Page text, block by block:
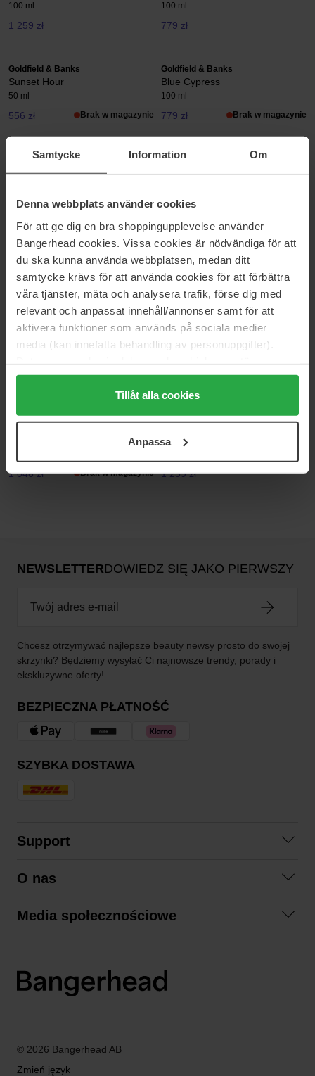
Samtycke Information Om
Denna webbplats använder cookies
För att ge dig en bra shoppingupplevelse använder
Bangerhead cookies. Vissa cookies är nödvändiga för att
du ska kunna använda webbplatsen, medan ditt
samtycke krävs för att använda cookies för att förbättra
våra tjänster, mäta och analysera trafik, förse dig med
relevant och anpassat innehåll/annonser samt för att
aktivera funktioner som används på sociala medier
media (kan innefatta behandling av personuppgifter).
Genom att trycka på "Tillåt alla cookies" accepterar du
alla cookies, medan du under "Detaljer" kan anpassa
användningen av cookies. Du kan när som helst återkalla
samt vår Integritetspolicy.
Tillåt alla cookies
Anpassa
100 ml
1 259 zł
100 ml
779 zł
Goldfield & Banks
Sunset Hour
50 ml
556 zł Brak w magazynie
Goldfield & Banks
Blue Cypress
100 ml
779 zł Brak w magazynie
Goldfield & Banks
Southern Bloom
868 zł
Goldfield & Banks
779 zł
Goldfield & Banks
White Sandalwood
100 ml
779 zł
Goldfield & Banks
Desert Rosewood
100 ml
779 zł Brak w magazynie
Island Lush Purple Suede
1 048 zł Brak w magazynie
Tales of Amber
1 259 zł
NEWSLETTERDOWIEDZ SIĘ JAKO PIERWSZY
Chcesz otrzymywać najlepsze beauty newsy prosto do swojej
skrzynki? Będziemy wysyłać Ci najnowsze trendy, porady i
ekskluzywne oferty!
BEZPIECZNA PŁATNOŚĆ
SZYBKA DOSTAWA
Support
Regulamin zakupów
O nas
Zrównoważony rozwój
Media społecznościowe
LinkedIn
© 2026 Bangerhead AB
Zmień język